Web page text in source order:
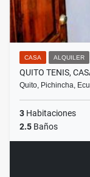
CASA ALQUILER
QUITO TENIS,
Quito, Pichincha,
3 Habitaciones
2.5 Baños